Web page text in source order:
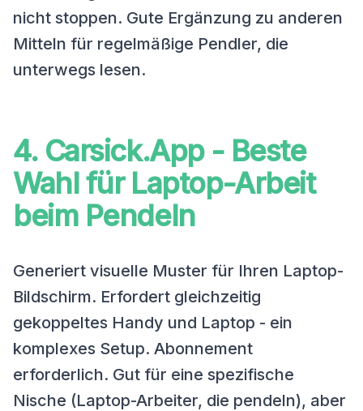
nicht stoppen. Gute Ergänzung zu anderen
Mitteln für regelmäßige Pendler, die
unterwegs lesen.
4. Carsick.App - Beste
Wahl für Laptop-Arbeit
beim Pendeln
Generiert visuelle Muster für Ihren Laptop-
Bildschirm. Erfordert gleichzeitig
gekoppeltes Handy und Laptop - ein
komplexes Setup. Abonnement
erforderlich. Gut für eine spezifische
Nische (Laptop-Arbeiter, die pendeln), aber